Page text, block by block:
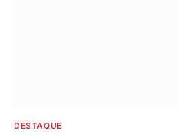
DESTAQUE